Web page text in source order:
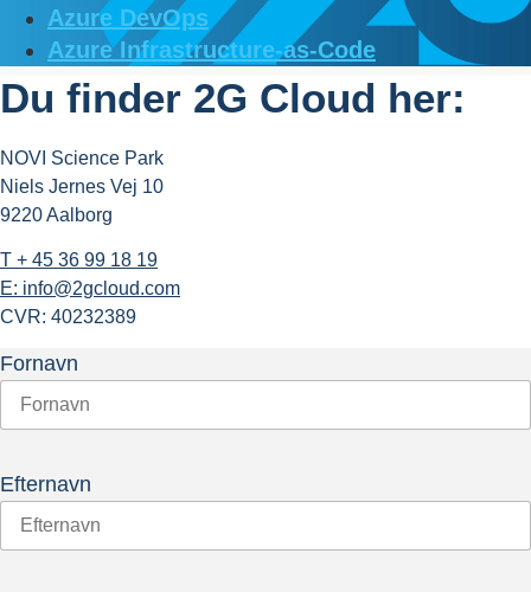
Azure DevOps
Azure Infrastructure-as-Code
Du finder 2G Cloud her:
NOVI Science Park
Niels Jernes Vej 10
9220 Aalborg
T + 45 36 99 18 19
E: info@2gcloud.com
CVR: 40232389
Fornavn
Efternavn